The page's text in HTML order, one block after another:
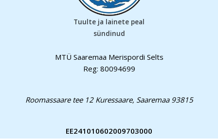
Tuulte ja lainete peal
sündinud
MTÜ Saaremaa Merispordi Selts
Reg: 80094699
Roomassaare tee 12 Kuressaare, Saaremaa 93815
EE241010602009703000